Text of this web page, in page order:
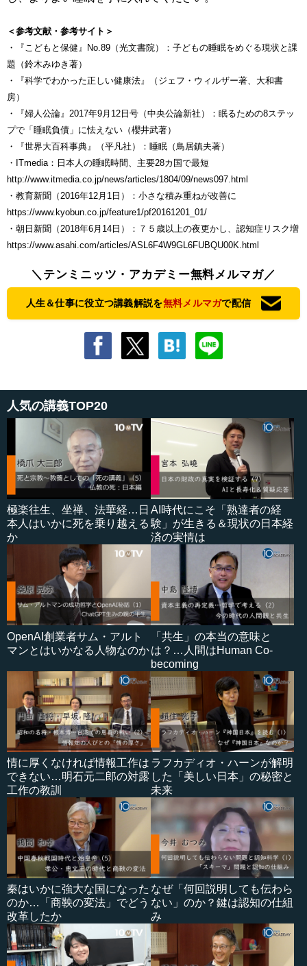
＜参考文献・参考サイト＞
・『こどもと保健』No.89（光文書院）：子どもの睡眠をめぐる現状と課
題（鈴木みゆき著）
・『科学でわかった正しい健康法』（ジェフ・ウィルザー著、大和書
房）
・『婦人公論』2017年9月12日号（中央公論新社）：眠るための8ステッ
プで「睡眠負債」に怯えない（櫻井武著）
・『世界大百科事典』（平凡社）：睡眠（鳥居鎮夫著）
・ITmedia：日本人の睡眠時間、主要28カ国で最短
http://www.itmedia.co.jp/news/articles/1804/09/news097.html
・教育新聞（2016年12月1日）：小さな積み重ねが改善に
https://www.kyobun.co.jp/feature1/pf20161201_01/
・朝日新聞（2018年6月14日）：７５歳以上の夜更かし、認知症リスク増
https://www.asahi.com/articles/ASL6F4W9GL6FUBQU00K.html
＼テンミニッツ・アカデミー無料メルマガ／
人生＆仕事に役立つ講義解説を無料メルマガで配信
人気の講義TOP20
極楽往生、坐禅、法華経…日
本人はいかに死を乗り越える
か
AI時代にこそ「熟達者の経
験」が生きる＆現状の日本経
済の実情は
OpenAI創業者サム・アルト
マンとはいかなる人物なのか
「共生」の本当の意味と
は？…人間はHuman Co-
becoming
情に厚くなければ情報工作は
できない…明石元二郎の対露
工作の教訓
ラフカディオ・ハーンが解明
した「美しい日本」の秘密と
未来
秦はいかに強大な国になった
のか…「商鞅の変法」でどう
改革したか
なぜ「何回説明しても伝わら
ない」のか？鍵は認知の仕組
み